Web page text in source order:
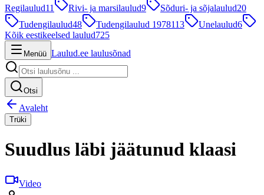
Regilaulud11 Rivi- ja marsilaulud9 Sõduri- ja sõjalaulud20
Tudengilaulud48 Tudengilaulud 1978113 Unelaulud6
Kõik eestikeelsed laulud725
Menüü Laulud.ee laulusõnad
Otsi
Avaleht
Trüki
Suudlus läbi jäätunud klaasi
Video